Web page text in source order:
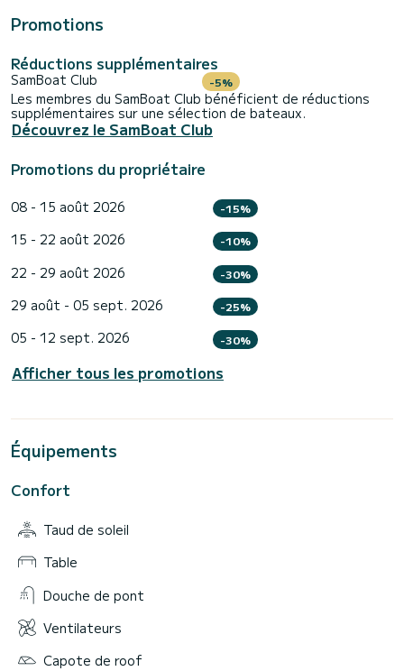
Promotions
Réductions supplémentaires
SamBoat Club -5%
Les membres du SamBoat Club bénéficient de réductions
supplémentaires sur une sélection de bateaux.
Découvrez le SamBoat Club
Promotions du propriétaire
08 - 15 août 2026 -15%
15 - 22 août 2026 -10%
22 - 29 août 2026 -30%
29 août - 05 sept. 2026 -25%
05 - 12 sept. 2026 -30%
Afficher tous les promotions
Équipements
Confort
Taud de soleil
Table
Douche de pont
Ventilateurs
Capote de roof